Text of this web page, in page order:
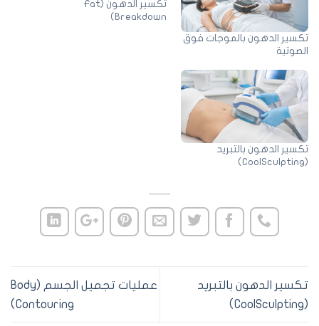
الدهون بالموجات فوق
تكسير الدهون (Fat
Breakdown)
الدهون بالتبريد
الدهون بالتبريد
عمليات تجميل الجسم (Body
Contouring)